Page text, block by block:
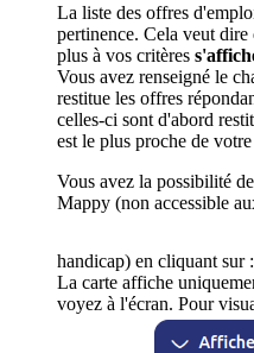
La liste des offres
pertinence. Cela veut
plus à vos critères
Vous avez renseigné le
restitue les offres
celles-ci sont d'abord
est le plus proche de
Vous avez la possibilité
Mappy (non accessible
handicap) en cliquant sur :
La carte affiche
voyez à l'écran. Pour